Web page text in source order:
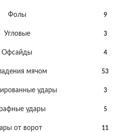
Фолы 9
Угловые 3
Офсайды 4
мячом 53
удары 3
удары 5
от ворот 11